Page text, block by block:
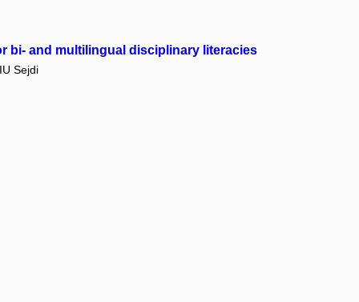
bi- and multilingual disciplinary literacies
Sejdi